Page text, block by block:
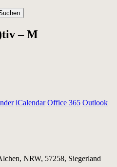
– M
iCalendar Office 365 Outlook
NRW, 57258, Siegerland